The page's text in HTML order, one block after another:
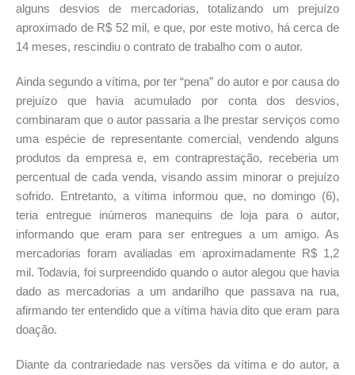
alguns desvios de mercadorias, totalizando um prejuízo
aproximado de R$ 52 mil, e que, por este motivo, há cerca de
14 meses, rescindiu o contrato de trabalho com o autor.
Ainda segundo a vítima, por ter “pena” do autor e por causa do
prejuízo que havia acumulado por conta dos desvios,
combinaram que o autor passaria a lhe prestar serviços como
uma espécie de representante comercial, vendendo alguns
produtos da empresa e, em contraprestação, receberia um
percentual de cada venda, visando assim minorar o prejuízo
sofrido. Entretanto, a vítima informou que, no domingo (6),
teria entregue inúmeros manequins de loja para o autor,
informando que eram para ser entregues a um amigo. As
mercadorias foram avaliadas em aproximadamente R$ 1,2
mil. Todavia, foi surpreendido quando o autor alegou que havia
dado as mercadorias a um andarilho que passava na rua,
afirmando ter entendido que a vítima havia dito que eram para
doação.
Diante da contrariedade nas versões da vítima e do autor, a